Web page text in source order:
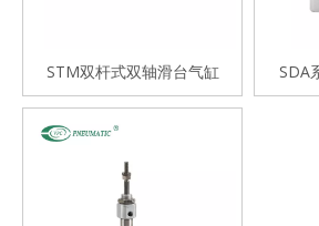
STM双杆式双轴滑台气缸 SDA